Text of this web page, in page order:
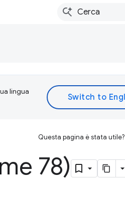
lingua
Questa pagina è stata utile?
78)